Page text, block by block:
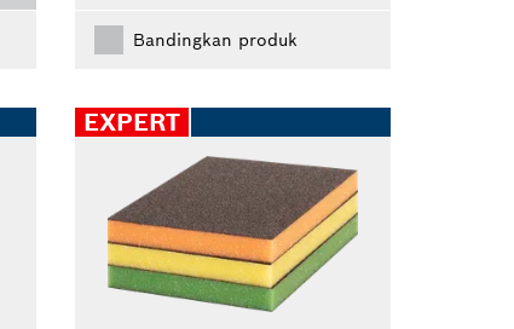
Bandingkan produk
EXPERT